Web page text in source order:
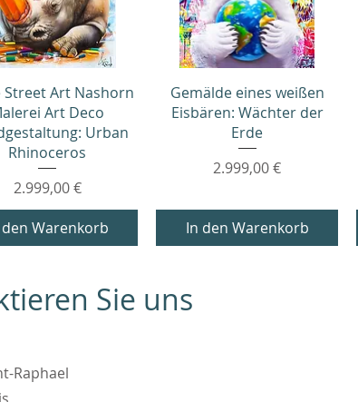
Schnellansicht
Street Art Nashorn
Art Deco
Urban
Rhinoceros
Preis
2.999,00 €
Warenkorb
Schnellansicht
Gemälde eines weißen
Eisbären: Wächter der
Erde
Preis
2.999,00 €
In den Warenkorb
Sie uns
Raphael